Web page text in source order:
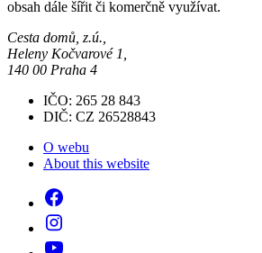
obsah dále šířit či komerčně využívat.
Cesta domů, z.ú.,
Heleny Kočvarové 1,
140 00 Praha 4
IČO: 265 28 843
DIČ: CZ 26528843
O webu
About this website